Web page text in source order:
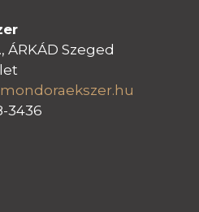
ÁRKÁD Szeged
er.hu
3436